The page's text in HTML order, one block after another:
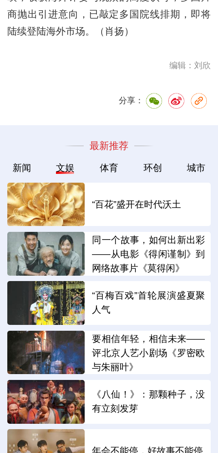
商抛出引进意向，已敲定多国院线排期，即将
陆续登陆海外市场。（肖扬）
编辑：刘欣
分享：
最新推荐
新闻 文娱 体育 环创 城市
“百花”盛开在时代沃土
同一个故事，如何出新出彩
——从电影《得闲谨制》到
网络故事片《莫得闲》
“百梅百戏”首轮展演盛夏聚
人气
要相信年轻，相信未来——
评北京人艺小剧场《罗密欧
与朱丽叶》
《八仙！》：那颗种子，没
有立刻发芽